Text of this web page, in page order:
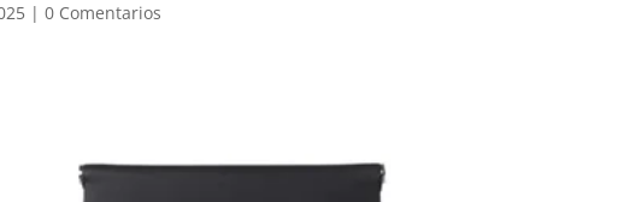
|0 Comentarios